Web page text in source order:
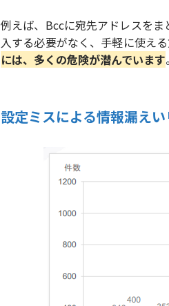
例えば、Bccに宛先アドレスを
入する必要がなく、手軽に使える
には、多くの危険が潜んでいます。
設定ミスによる情報漏え